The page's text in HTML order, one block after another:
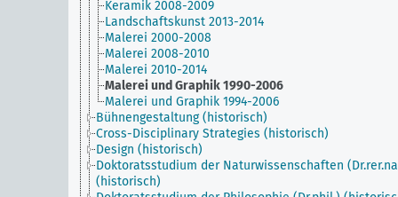
Keramik 2008-2009
Landschaftskunst 2013-2014
Malerei 2000-2008
Malerei 2008-2010
Malerei 2010-2014
Malerei und Graphik 1990-2006
Malerei und Graphik 1994-2006
Bühnengestaltung (historisch)
Cross-Disciplinary Strategies (historisch)
Design (historisch)
Doktoratsstudium der Naturwissenschaften
(historisch)